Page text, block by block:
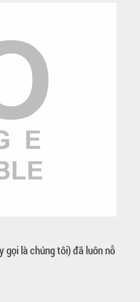
gọi là chúng tôi) đã luôn nỗ